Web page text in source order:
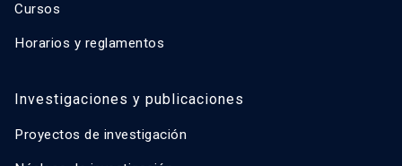
Cursos
Horarios y reglamentos
Investigaciones y publicaciones
Proyectos de investigación